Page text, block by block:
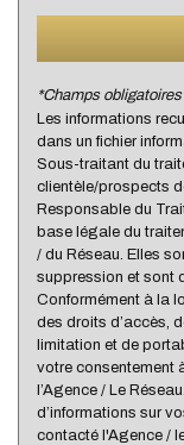
Propriétaires
Taxe habitation
Taxe foncière
Habitants de
Habitants de 25
Habitants de
Nombre
Familles sans
Familles avec 1
Maisons
Appartements
*Champs obligatoires
Les informations
dans un fichier
Sous-traitant du
clientèle/prospects
Responsable du
base légale du
/ du Réseau. Elles
suppression et sont
Conformément à la
des droits d’accès,
limitation et de
votre consentement
l’Agence / Le
d’informations sur
contacté l'Agence /